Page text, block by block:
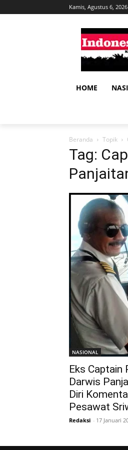
Kamis, Agustus 6, 2026
HOME
Beranda Topik
Tag:
NASIONAL
Eks Captain
Darwis
Diri
Pesawat
Redaksi - 17 Januari